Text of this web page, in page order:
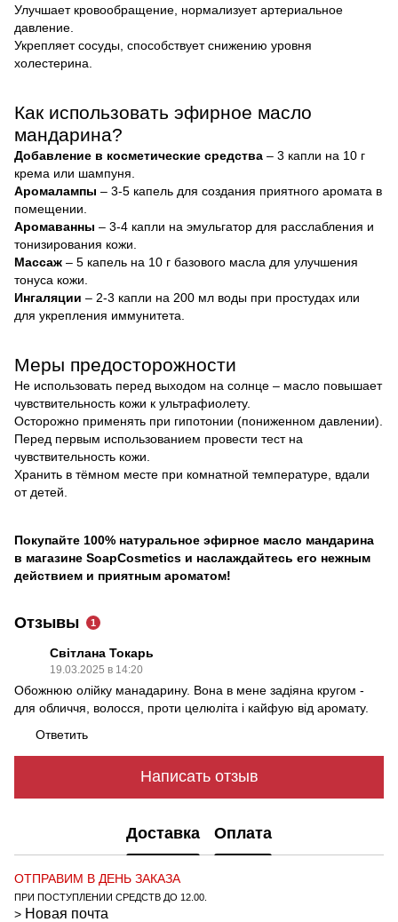
Улучшает кровообращение, нормализует артериальное
давление.
Укрепляет сосуды, способствует снижению уровня
холестерина.
Как использовать эфирное масло
мандарина?
Добавление в косметические средства – 3 капли на 10 г
крема или шампуня.
Аромалампы – 3-5 капель для создания приятного аромата в
помещении.
Аромаванны – 3-4 капли на эмульгатор для расслабления и
тонизирования кожи.
Массаж – 5 капель на 10 г базового масла для улучшения
тонуса кожи.
Ингаляции – 2-3 капли на 200 мл воды при простудах или
для укрепления иммунитета.
Меры предосторожности
Не использовать перед выходом на солнце – масло повышает
чувствительность кожи к ультрафиолету.
Осторожно применять при гипотонии (пониженном давлении).
Перед первым использованием провести тест на
чувствительность кожи.
Хранить в тёмном месте при комнатной температуре, вдали
от детей.
Покупайте 100% натуральное эфирное масло мандарина
в магазине SoapCosmetics и наслаждайтесь его нежным
действием и приятным ароматом!
Отзывы 1
Світлана Токарь
19.03.2025 в 14:20
Обожнюю олійку манадарину. Вона в мене задіяна кругом -
для обличчя, волосся, проти целюліта і кайфую від аромату.
Ответить
Написать отзыв
Доставка Оплата
ОТПРАВИМ В ДЕНЬ ЗАКАЗА
ПРИ ПОСТУПЛЕНИИ СРЕДСТВ ДО 12.00.
> Новая почта